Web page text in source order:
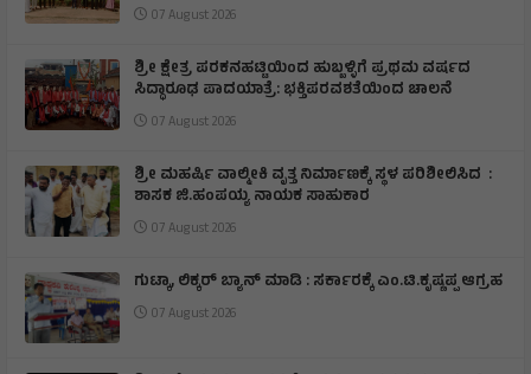
07 August 2026
​ಶ್ರೀ ಕ್ಷೇತ್ರ ಪರಕನಹಟ್ಟಿಯಿಂದ ಹುಬ್ಬಳ್ಳಿಗೆ ಪ್ರಥಮ ವರ್ಷದ
ಸಿದ್ಧಾರೂಢ ಪಾದಯಾತ್ರೆ: ಭಕ್ತಿಪರವಶತೆಯಿಂದ ಚಾಲನೆ
07 August 2026
ಶ್ರೀ ಮಹರ್ಷಿ ವಾಲ್ಮೀಕಿ ವೃತ್ತ ನಿರ್ಮಾಣಕ್ಕೆ ಸ್ಥಳ ಪರಿಶೀಲಿಸಿದ :
ಶಾಸಕ ಜಿ.ಹಂಪಯ್ಯ ನಾಯಕ ಸಾಹುಕಾರ
07 August 2026
ಗುಟ್ಕಾ, ಲಿಕ್ಕರ್ ಬ್ಯಾನ್ ಮಾಡಿ : ಸರ್ಕಾರಕ್ಕೆ ಎಂ.ಟಿ.ಕೃಷ್ಣಪ್ಪ ಆಗ್ರಹ
07 August 2026